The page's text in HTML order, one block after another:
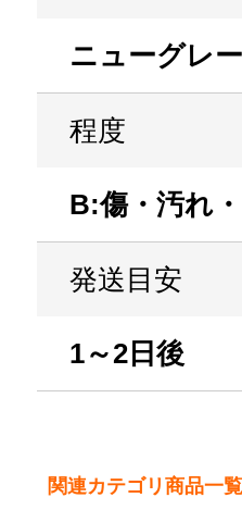
ニューグレー
程度
B:傷・汚れ
発送目安
1～2日後
関連カテゴリ商品一覧